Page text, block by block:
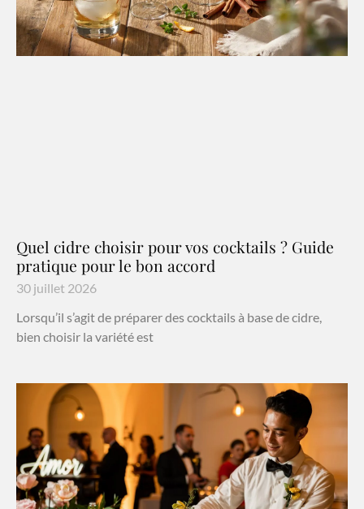
Quel cidre choisir pour vos cocktails ? Guide
pratique pour le bon accord
30 juillet 2026
Lorsqu’il s’agit de préparer des cocktails à base de cidre,
bien choisir la variété est